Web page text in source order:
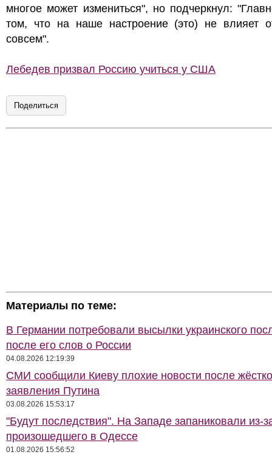
многое может измениться", но подчеркнул:
том, что на наше настроение (это) не влияет
совсем".
Лебедев призвал Россию учиться у США
Поделиться
Материалы по теме:
В Германии потребовали высылки украинского
после его слов о России
04.08.2026 12:19:39
СМИ сообщили Киеву плохие новости после
заявления Путина
03.08.2026 15:53:17
"Будут последствия". На Западе запаниковали из-
произошедшего в Одессе
01.08.2026 15:56:52